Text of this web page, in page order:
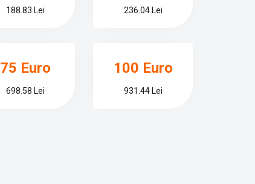
188.83 Lei 236.04 Lei
75 Euro
698.58 Lei
100 Euro
931.44 Lei